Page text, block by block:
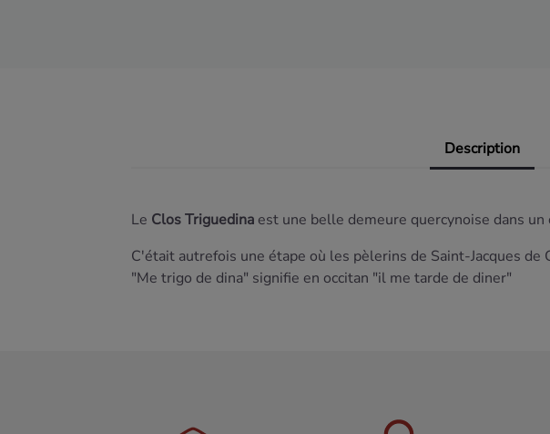
Description
Le Clos Triguedina est une belle demeure quercynoise dans
C'était autrefois une étape où les pèlerins de Saint-Jacques
"Me trigo de dina" signifie en occitan "il me tarde de diner"